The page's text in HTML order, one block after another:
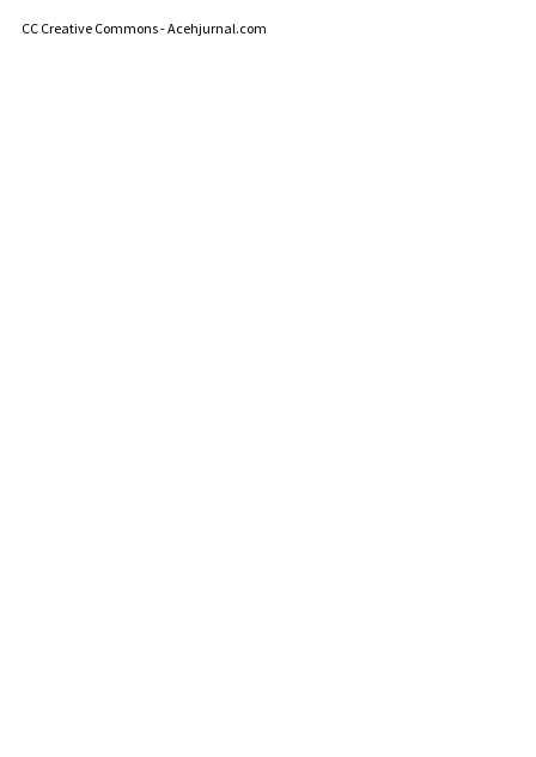
CC Creative Commons - Acehjurnal.com